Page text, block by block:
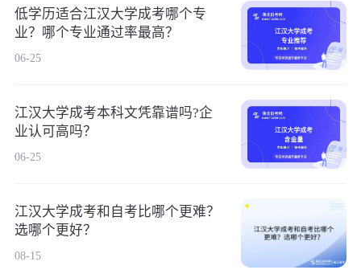
低学历适合江汉大学成考哪个专
业？哪个专业通过率最高？
06-25
江汉大学成考本科文凭靠谱吗?企
业认可高吗？
06-25
江汉大学成考和自考比哪个更难？
选哪个更好？
08-15